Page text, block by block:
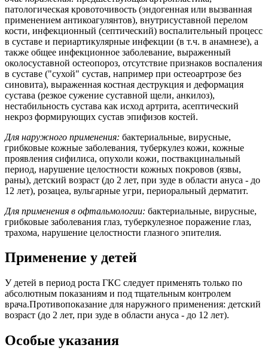
патологическая кровоточивость (эндогенная или вызванная
применением антикоагулянтов), внутрисуставной перелом
кости, инфекционный (септический) воспалительный процесс
в суставе и периартикулярные инфекции (в т.ч. в анамнезе), а
также общее инфекционное заболевание, выраженный
околосуставной остеопороз, отсутствие признаков воспаления
в суставе ("сухой" сустав, например при остеоартрозе без
синовита), выраженная костная деструкция и деформация
сустава (резкое сужение суставной щели, анкилоз),
нестабильность сустава как исход артрита, асептический
некроз формирующих сустав эпифизов костей.
Для наружного применения: бактериальные, вирусные,
грибковые кожные заболевания, туберкулез кожи, кожные
проявления сифилиса, опухоли кожи, поствакцинальный
период, нарушение целостности кожных покровов (язвы,
раны), детский возраст (до 2 лет, при зуде в области ануса - до
12 лет), розацеа, вульгарные угри, периоральный дерматит.
Для применения в офтальмологии: бактериальные, вирусные,
грибковые заболевания глаз, туберкулезное поражение глаз,
трахома, нарушение целостности глазного эпителия.
Применение у детей
У детей в период роста ГКС следует применять только по
абсолютным показаниям и под тщательным контролем
врача.Противопоказание для наружного применения: детский
возраст (до 2 лет, при зуде в области ануса - до 12 лет).
Особые указания